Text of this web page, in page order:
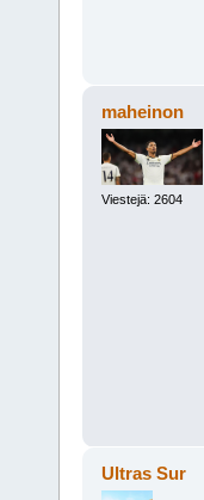
maheinon
Viestejä: 2604
Ultras Sur